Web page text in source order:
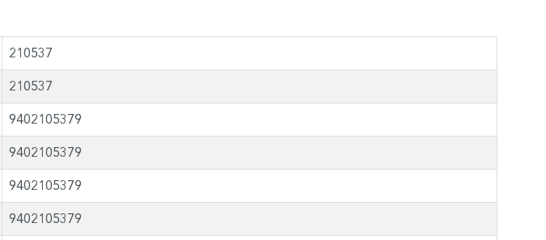
210537
210537
9402105379
9402105379
9402105379
9402105379